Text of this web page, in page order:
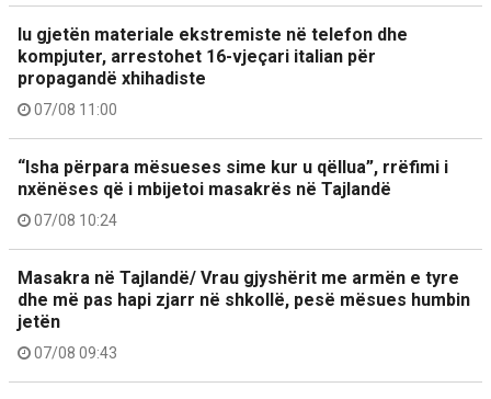
Iu gjetën materiale ekstremiste në telefon dhe
kompjuter, arrestohet 16-vjeçari italian për
propagandë xhihadiste
07/08 11:00
“Isha përpara mësueses sime kur u qëllua”, rrëfimi i
nxënëses që i mbijetoi masakrës në Tajlandë
07/08 10:24
Masakra në Tajlandë/ Vrau gjyshërit me armën e tyre
dhe më pas hapi zjarr në shkollë, pesë mësues humbin
jetën
07/08 09:43